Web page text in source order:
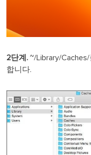
2단계. ~/Library/
합니다.